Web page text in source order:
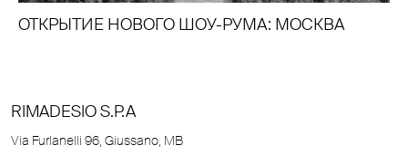
ОТКРЫТИЕ НОВОГО ШОУ-РУМА: МОСКВА
RIMADESIO S.P.A
Via Furlanelli 96, Giussano, MB